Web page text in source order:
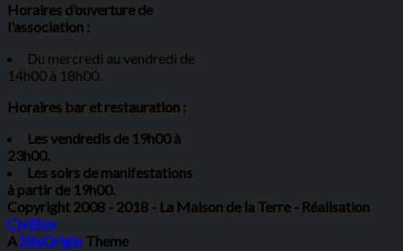
Horaires d’ouverture de
l'association :
Du mercredi au vendredi de
14h00 à 18h00.
Horaires bar et restauration :
Les vendredis de 19h00 à
23h00.
Les soirs de manifestations
à partir de 19h00.
Copyright 2008 - 2018 - La Maison de la Terre - Réalisation
CiviBox
ASiteOrigin Theme